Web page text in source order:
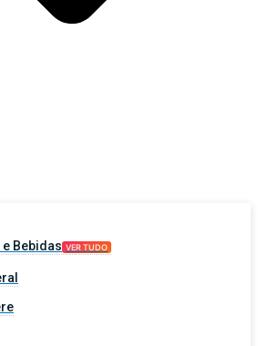
Bebidas VER TUDO